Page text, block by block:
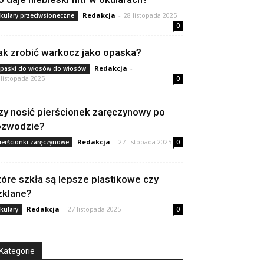
przeciwsłoneczne Redakcja - 28 listopada 2025
0
zrobić warkocz jako opaska?
do włosów do włosów Redakcja -
2025
0
nosić pierścionek zaręczynowy po
zaręczynowe Redakcja - 27 listopada 2025 0
szkła są lepsze plastikowe czy
Redakcja - 27 listopada 2025 0